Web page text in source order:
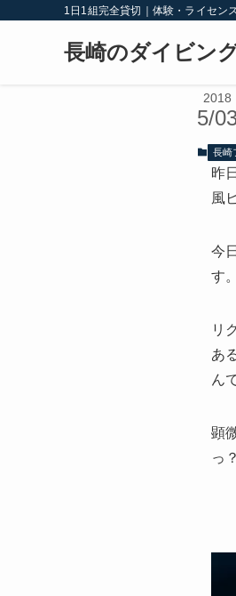
1日1組完全貸切｜体験・ライセン
長崎のダイビン
2018
5/
長崎
昨
風
今
す。
リ
あ
ん
顕
っ